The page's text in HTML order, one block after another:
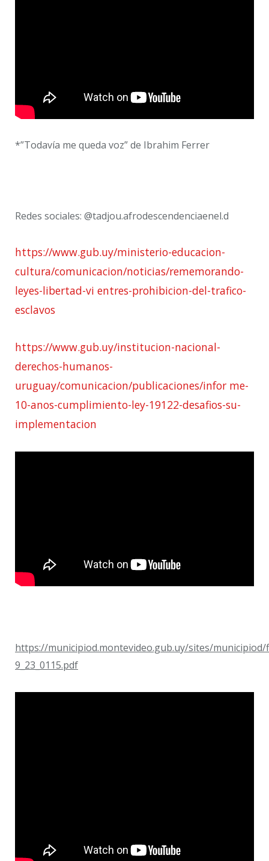
*”Todavía me queda voz” de Ibrahim Ferrer
Redes sociales: @tadjou.afrodescendenciaenel.d
https://www.gub.uy/ministerio-educacion-
cultura/comunicacion/noticias/rememorando-
leyes-libertad-vi entres-prohibicion-del-trafico-
esclavos
https://www.gub.uy/institucion-nacional-
derechos-humanos-
uruguay/comunicacion/publicaciones/infor me-
10-anos-cumplimiento-ley-19122-desafios-su-
implementacion
https://municipiod.montevideo.gub.uy/sites/municipiod/
9_23_0115.pdf